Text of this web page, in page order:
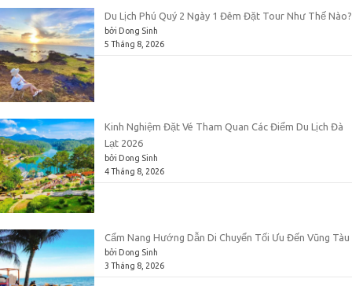
Du Lịch Phú Quý 2 Ngày 1 Đêm Đặt Tour Như Thế Nào?
bởi Dong Sinh
5 Tháng 8, 2026
Kinh Nghiệm Đặt Vé Tham Quan Các Điểm Du Lịch Đà
Lạt 2026
bởi Dong Sinh
4 Tháng 8, 2026
Cẩm Nang Hướng Dẫn Di Chuyển Tối Ưu Đến Vũng Tàu
bởi Dong Sinh
3 Tháng 8, 2026